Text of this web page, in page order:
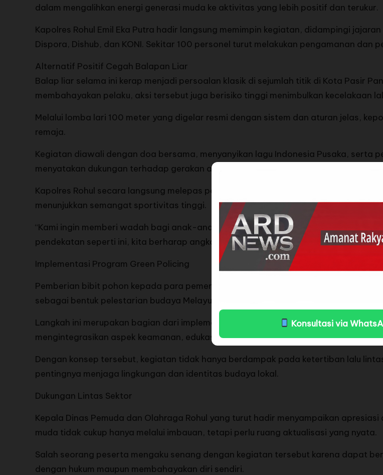
Konsultasi via
dalam mengalihkan energi generasi muda ke aktivitas yang lebih positif dan terukur.
Kapolres Rohul Emil Eka Putra hadir langsung memimpin kegiatan, didampingi
Dispora, Dishub, dan KONI. Sekitar 100 personel turut melakukan pengamanan dan
Alternatif Positif Cegah Balapan Liar
Balap liar selama ini kerap menjadi persoalan klasik di sejumlah titik di Kota Pasir
membahayakan pelaku, aksi tersebut juga berisiko tinggi menimbulkan kecelakaan
Melalui lomba lari 100 meter yang digelar resmi dengan sistem dan aturan jelas,
remaja.
Kegiatan diawali dengan doa bersama, menyanyikan lagu Indonesia Pusaka, serta
menyatakan dukungan terhadap gerakan adu cepat balap lari sebagai alternatif
Kapolres Rohul secara langsung melepas peserta di garis start. Sorak sorai
menunjukkan semangat sportivitas tinggi.
“Kami ingin memberi wadah bagi anak-anak muda untuk menyalurkan adrenalin
pendekatan seperti ini, kita berharap angka pelanggaran dan kecelakaan lalu lintas
Implementasi Program Green Policing
Pemberian bibit pohon kepada para pemenang menjadi simbol kuat kegiatan
sebagai bentuk pelestarian budaya Melayu.
Langkah ini merupakan bagian dari implementasi program Green Policing yang
mengintegrasikan aspek keamanan, edukasi, pelestarian lingkungan, serta
Dengan konsep tersebut, kegiatan tidak hanya berdampak pada ketertiban lalu
pentingnya menjaga lingkungan dan identitas budaya lokal.
Dukungan Lintas Sektor
Kepala Dinas Pemuda dan Olahraga Rohul yang turut hadir menyampaikan
muda tidak cukup hanya melalui imbauan, tetapi perlu ruang aktualisasi yang nyata.
Salah seorang peserta mengaku senang dengan kegiatan tersebut karena dapat
dengan hukum maupun membahayakan diri sendiri.